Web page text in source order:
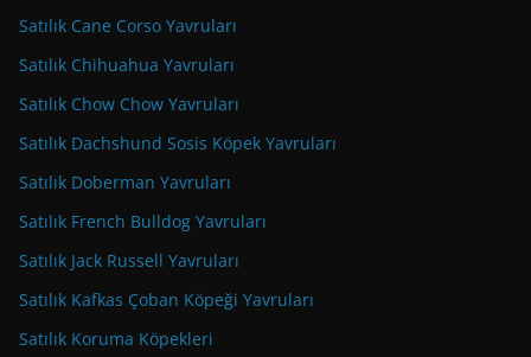
Satılık Cane Corso Yavruları
Satılık Chihuahua Yavruları
Satılık Chow Chow Yavruları
Satılık Dachshund Sosis Köpek Yavruları
Satılık Doberman Yavruları
Satılık French Bulldog Yavruları
Satılık Jack Russell Yavruları
Satılık Kafkas Çoban Köpeği Yavruları
Satılık Koruma Köpekleri